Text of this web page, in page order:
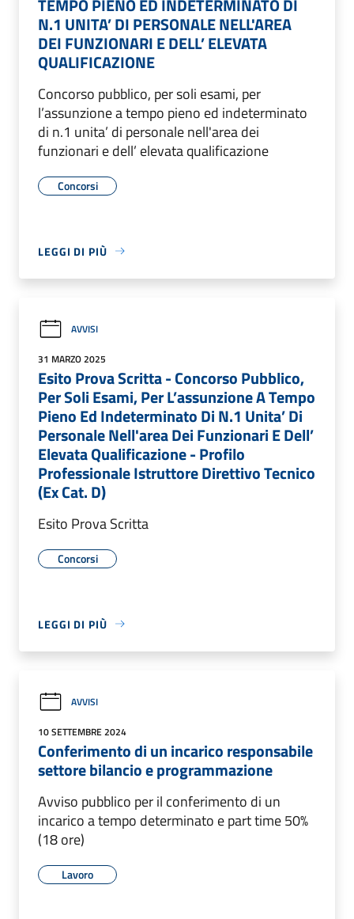
N.1 UNITA’ DI PERSONALE NELL'AREA
DEI FUNZIONARI E DELL’ ELEVATA
QUALIFICAZIONE
Concorso pubblico, per soli esami, per
l’assunzione a tempo pieno ed indeterminato
di n.1 unita’ di personale nell'area dei
funzionari e dell’ elevata qualificazione
Concorsi
LEGGI DI PIÙ
AVVISI
31 MARZO 2025
Esito Prova Scritta - Concorso Pubblico,
Per Soli Esami, Per L’assunzione A Tempo
Pieno Ed Indeterminato Di N.1 Unita’ Di
Personale Nell'area Dei Funzionari E Dell’
Elevata Qualificazione - Profilo
Professionale Istruttore Direttivo Tecnico
(Ex Cat. D)
Esito Prova Scritta
Concorsi
LEGGI DI PIÙ
AVVISI
10 SETTEMBRE 2024
Conferimento di un incarico responsabile
settore bilancio e programmazione
Avviso pubblico per il conferimento di un
incarico a tempo determinato e part time 50%
(18 ore)
Lavoro